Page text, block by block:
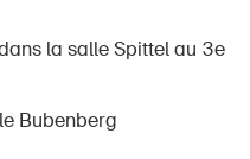
la salle Spittel au 3e
Bubenberg